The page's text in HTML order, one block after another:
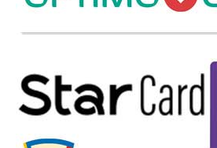
Vezi Detalii
-42%